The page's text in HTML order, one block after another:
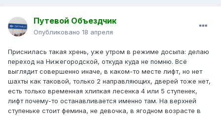
Путевой Объездчик
Опубликовано 18 апреля
Приснилась такая хрень, уже утром в режиме досыпа: делаю
переход на Нижегородской, откуда куда не помню. Всё
выглядит совершенно иначе, в каком-то месте лифт, но нет
шахты как таковой, только 2 направляющих, дверей тоже нет,
есть только временная хлипкая лесенка 4 или 5 ступенек,
лифт почему-то останавливается именно там. На верхней
ступеньке стоит фемина, не девочка, в ягодном возрасте в